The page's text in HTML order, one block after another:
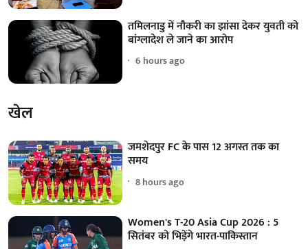
तमिलनाडु में नौकरी का झांसा देकर युवती को
बांग्लादेश ले जाने का आरोप
6 hours ago
खेल
जमशेदपुर FC के पास 12 अगस्त तक का
समय
8 hours ago
Women's T-20 Asia Cup 2026 : 5
सितंबर को भिड़ेंगे भारत-पाकिस्तान